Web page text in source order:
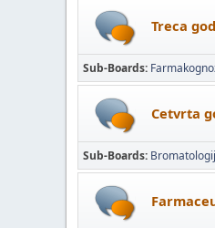
Treca
Sub-Boards
Cetvrta
Sub-Boards